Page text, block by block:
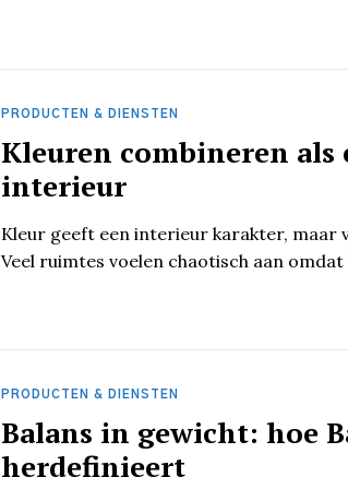
PRODUCTEN & DIENSTEN
Kleuren combineren
interieur
Kleur geeft een interieur karakter,
Veel ruimtes voelen chaotisch aan
PRODUCTEN & DIENSTEN
Balans in gewicht: hoe
herdefinieert